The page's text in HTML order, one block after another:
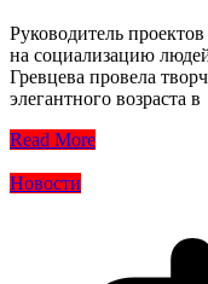
Руководитель
на социализацию
Гревцева провела
элегантного возраста в
Read More
Новости